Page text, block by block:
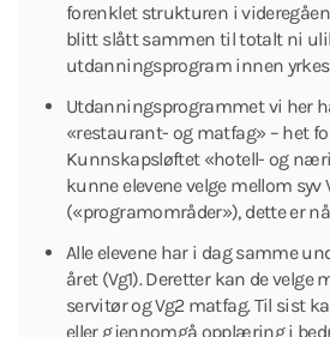
forenklet strukturen i
blitt slått sammen til totalt ni
utdanningsprogram innen
Utdanningsprogrammet vi her
«restaurant- og matfag» – het
Kunnskapsløftet «hotell- og
kunne elevene velge mellom syv
(«programområder»), dette er
Alle elevene har i dag samme
året (Vg1). Deretter kan de velge
servitør og Vg2 matfag. Til sist
eller gjennomgå opplæring i